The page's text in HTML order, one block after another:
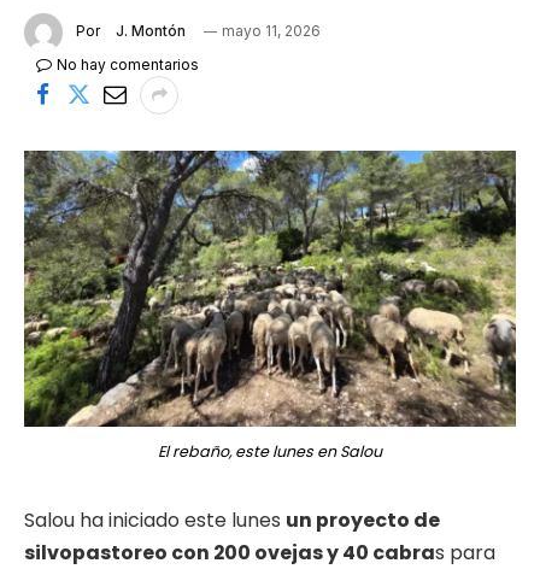
Por J. Montón
mayo 11, 2026
No hay comentarios
El rebaño, este lunes en Salou
Salou ha iniciado este lunes un proyecto de
silvopastoreo con 200 ovejas y 40 cabras para